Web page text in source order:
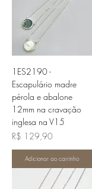
1ES2190 -
Escapulário madre
pérola e abalone
12mm na cravação
inglesa na V15
Preço
R$ 129,90
Adicionar ao carrinho